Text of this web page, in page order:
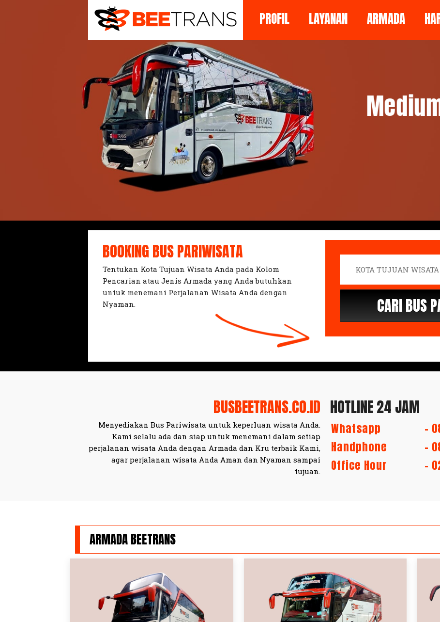
PROFIL LAYANAN ARMADA
BOOKING BUS PARIWISATA
Tentukan Kota Tujuan Wisata Anda pada Kolom
Pencarian atau Jenis Armada yang Anda butuhkan
untuk menemani Perjalanan Wisata Anda dengan
Nyaman.
BUSBEETRANS.CO.ID
Menyediakan Bus Pariwisata untuk keperluan wisata Anda.
Kami selalu ada dan siap untuk menemani dalam setiap
perjalanan wisata Anda dengan Armada dan Kru terbaik Kami,
agar perjalanan wisata Anda Aman dan Nyaman sampai
tujuan.
HOTLINE 24 JAM
Whatsapp -
Handphone
-
Office Hour
-
ARMADA BEETRANS